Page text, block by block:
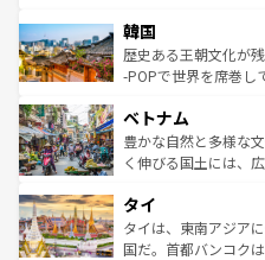
ワイを、存分に味わってほしい。 なお
はコンテンツ一覧を
いる。アクティビテ
ビング、ハイキング
い。オーストラリア
参照してほしい。
ン）、静ひつな山岳
と山間の静けさが共
驚きをもたらしてく
容にもいいと評判の
が味わえる
照してほしい。
韓国
歴史ある王朝文化が
-POPで世界を席巻し
き、地方に足を延ば
できる。そして、キ
まで、さまざまな韓
リティに包まれなが
覧を参照してほしい。
ベトナム
豊かな自然と多様な
く伸びる国土には、
急速な発展と共に伝
ーチミン市のフラン
醸し出している。ま
タイ
タイは、東南アジア
国だ。首都バンコク